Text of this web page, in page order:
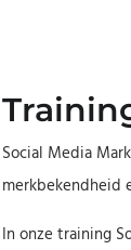
Social Media
merkbekendheid
In onze training